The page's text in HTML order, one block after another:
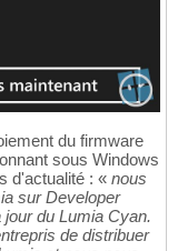
du firmware
sous Windows
d'actualité : « nous
sur Developer
du Lumia Cyan.
de distribuer